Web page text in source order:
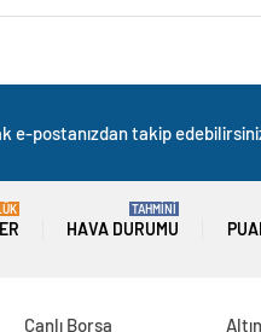
e-postanızdan takip
HAVA DURUMU
TAHMİNİ
Canlı Borsa